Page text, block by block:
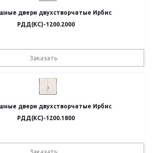
двери двухстворчатые Ирбис
РДД(КС)-1200.2000
Заказать
двери двухстворчатые Ирбис
РДД(КС)-1200.1800
Заказать